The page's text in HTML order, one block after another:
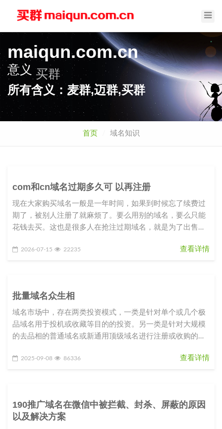
maiqun.com.cn
意义买群
所有含义：麦群,迈群,买群
首页 域名知识
com和cn域名过期多久可 以再注册
现在大家购买域名一般是一年时间，如果到时候忘了续费过
期了，被别人注册了就麻烦了。要么用别的域名，要么只能
花钱去买。这也是很多人在抢注过期域名，就是为了出售赚
2026-07-15 22235 查看详情
批量域名众生相
域名市场中，存在两类投资模式，一类是针对单个或几个极
品域名用于投机或收藏等目的的投资。另一类是针对大规模
的去品相的普通域名或新通用顶级域名进行注册或收购的批
2025-09-08 86336 查看详情
190推广域名在微信中被拦截、封杀、屏蔽的原因
以及解决方案